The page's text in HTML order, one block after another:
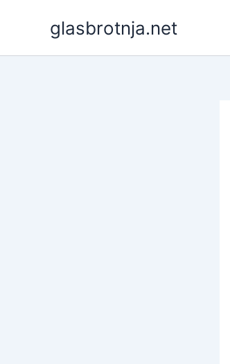
glasbrotnja.net